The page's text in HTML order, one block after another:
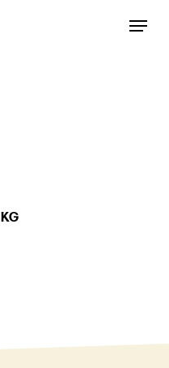
Menu